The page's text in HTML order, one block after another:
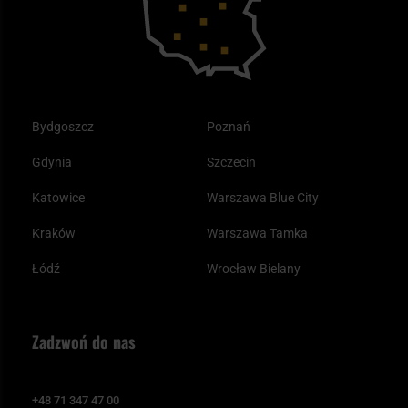
Bydgoszcz
Gdynia
Katowice
Kraków
Łódź
Poznań
Szczecin
Warszawa Blue City
Warszawa Tamka
Wrocław Bielany
Zadzwoń do nas
+48 71 347 47 00